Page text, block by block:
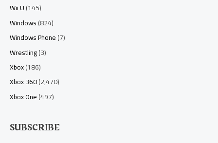
Wii U(145)
Windows(824)
Windows Phone(7)
Wrestling(3)
Xbox(186)
Xbox 360(2,470)
Xbox One(497)
SUBSCRIBE